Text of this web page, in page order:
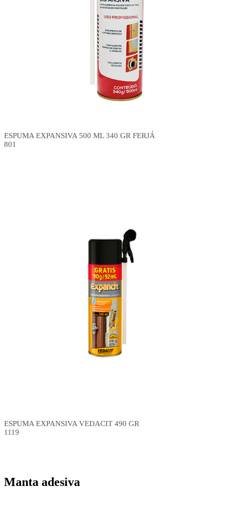
ESPUMA EXPANSIVA 500 ML 340 GR FERJÁ
801
ESPUMA EXPANSIVA VEDACIT 490 GR
1119
Manta adesiva